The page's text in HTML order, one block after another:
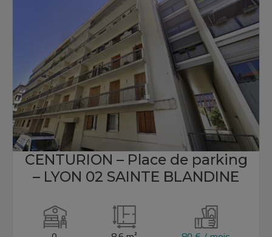
CENTURION – Place de parking
– LYON 02 SAINTE BLANDINE